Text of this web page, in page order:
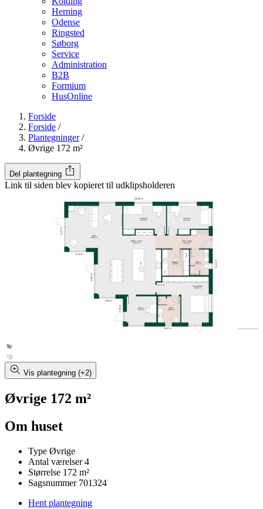
Herning
Odense
Ringsted
Søborg
Service
Administration
B2B
Formium
HusOnline
Forside
Forside /
Plantegninger /
Øvrige 172 m²
Del plantegning
Link til siden blev kopieret til udklipsholderen
Vis plantegning (+2)
Øvrige 172 m²
Om huset
Type Øvrige
Antal værelser 4
Størrelse 172 m²
Sagsnummer 701324
Hent plantegning